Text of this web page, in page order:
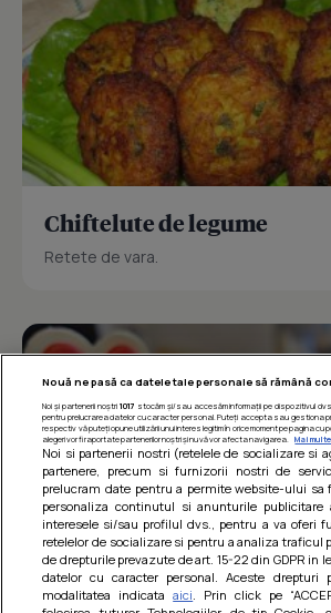
Chiftelute de legume
Retete de vara.
Nouă ne pasă ca datele tale personale să rămână
Noi și partenerii noștri 1017 stocăm și/sau accesăm informații pe dispozitivul
pentru prelucrarea datelor cu caracter personal. Puteți accepta sau gestiona
respectiv vă puteți opune utilizării unui interes legitim în orice moment pe pagina
alegeri vor fi raportate partenerilor noștri și nu vă vor afecta navigarea.
Mai
Noi si partenerii nostri (retelele de socializare si
partenere, precum si furnizorii nostri de
prelucram date pentru a permite website-ului sa
personaliza continutul si anunturile
interesele si/sau profilul dvs., pentru a va oferi
retelelor de socializare si pentru a analiza traficul
de drepturile prevazute de art. 15-22 din GDPR in
datelor cu caracter personal. Aceste drepturi
modalitatea indicataaici . Prin click pe